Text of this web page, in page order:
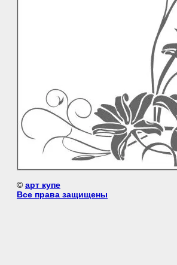
© арт купе
Все права защищены